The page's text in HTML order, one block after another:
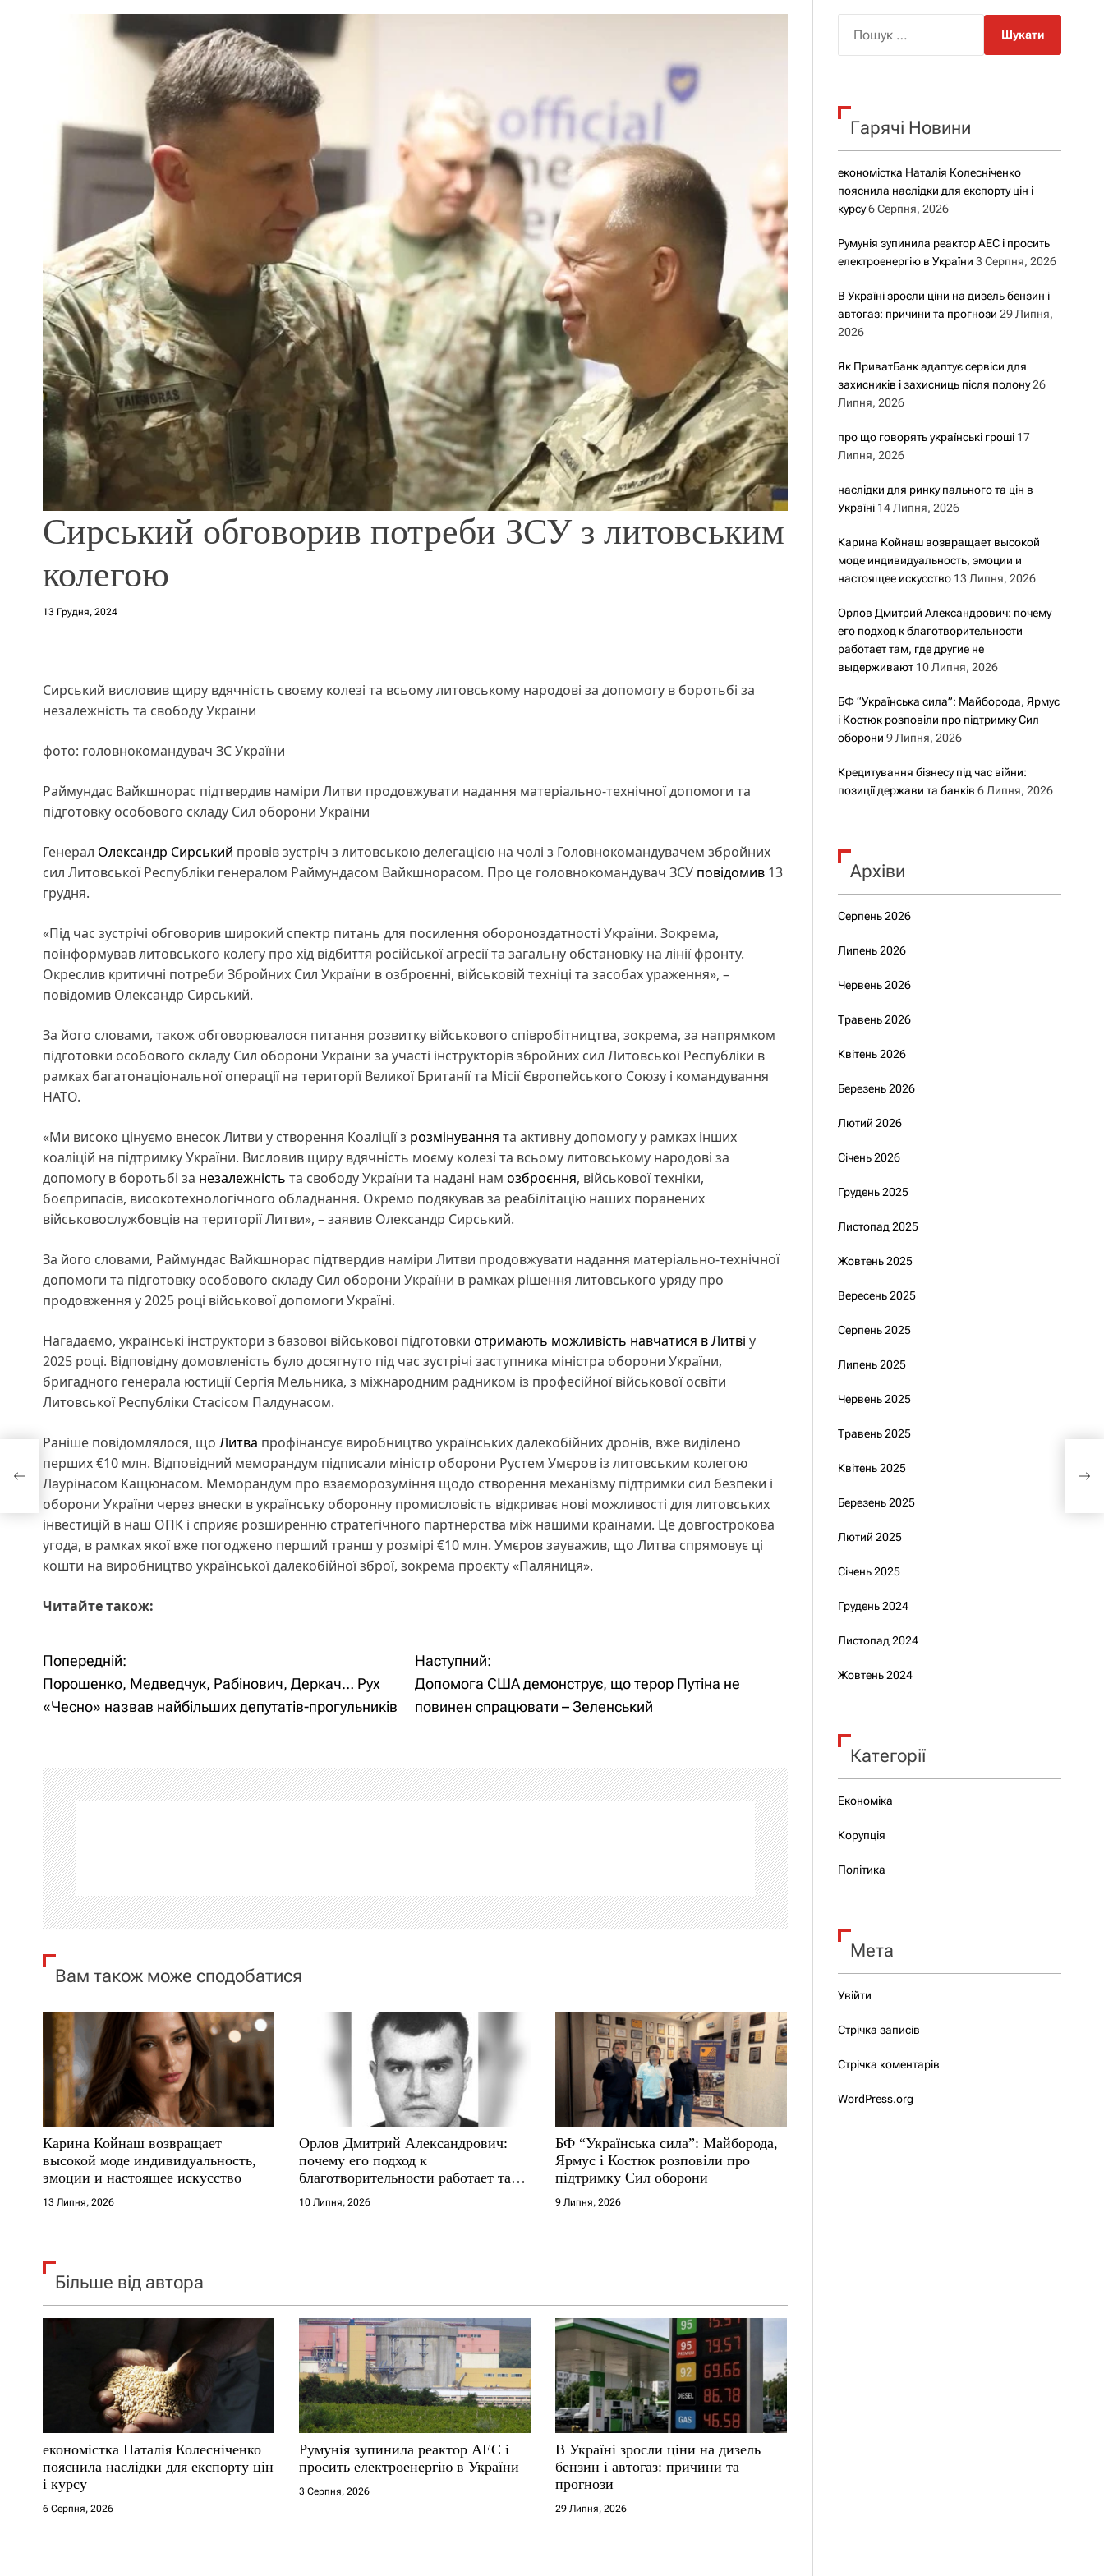
р
о
у
Сирський обговорив потреби ЗСУ з литовським
колегою
13 Грудня, 2024
Сирський висловив щиру вдячність своєму колезі та всьому литовському народові за допомогу в боротьбі за
незалежність та свободу України
фото: головнокомандувач ЗС України
Раймундас Вайкшнорас підтвердив наміри Литви продовжувати надання матеріально-технічної допомоги та
підготовку особового складу Сил оборони України
Генерал Олександр Сирський провів зустріч з литовською делегацією на чолі з Головнокомандувачем збройних
сил Литовської Республіки генералом Раймундасом Вайкшнорасом. Про це головнокомандувач ЗСУ повідомив 13
грудня.
«Під час зустрічі обговорив широкий спектр питань для посилення обороноздатності України. Зокрема,
поінформував литовського колегу про хід відбиття російської агресії та загальну обстановку на лінії фронту.
Окреслив критичні потреби Збройних Сил України в озброєнні, військовій техніці та засобах ураження», –
повідомив Олександр Сирський.
За його словами, також обговорювалося питання розвитку військового співробітництва, зокрема, за напрямком
підготовки особового складу Сил оборони України за участі інструкторів збройних сил Литовської Республіки в
рамках багатонаціональної операції на території Великої Британії та Місії Європейського Союзу і командування
НАТО.
«Ми високо цінуємо внесок Литви у створення Коаліції з розмінування та активну допомогу у рамках інших
коаліцій на підтримку України. Висловив щиру вдячність моєму колезі та всьому литовському народові за
допомогу в боротьбі за незалежність та свободу України та надані нам озброєння, військової техніки,
боєприпасів, високотехнологічного обладнання. Окремо подякував за реабілітацію наших поранених
військовослужбовців на території Литви», – заявив Олександр Сирський.
За його словами, Раймундас Вайкшнорас підтвердив наміри Литви продовжувати надання матеріально-технічної
допомоги та підготовку особового складу Сил оборони України в рамках рішення литовського уряду про
продовження у 2025 році військової допомоги Україні.
Нагадаємо, українські інструктори з базової військової підготовки отримають можливість навчатися в Литві у
2025 році. Відповідну домовленість було досягнуто під час зустрічі заступника міністра оборони України,
бригадного генерала юстиції Сергія Мельника, з міжнародним радником із професійної військової освіти
Литовської Республіки Стасісом Палдунасом.
Раніше повідомлялося, що Литва профінансує виробництво українських далекобійних дронів, вже виділено
перших €10 млн. Відповідний меморандум підписали міністр оборони Рустем Умєров із литовським колегою
Лаурінасом Кащюнасом. Меморандум про взаєморозуміння щодо створення механізму підтримки сил безпеки і
оборони України через внески в українську оборонну промисловість відкриває нові можливості для литовських
інвестицій в наш ОПК і сприяє розширенню стратегічного партнерства між нашими країнами. Це довгострокова
угода, в рамках якої вже погоджено перший транш у розмірі €10 млн. Умєров зауважив, що Литва спрямовує ці
кошти на виробництво української далекобійної зброї, зокрема проєкту «Паляниця».
Читайте також:
Н
а
і
г
а
ц
і
я
а
п
и
с
і
в
Попередній:
Порошенко, Медведчук, Рабінович, Деркач… Рух
«Чесно» назвав найбільших депутатів-прогульників
Наступний:
Допомога США демонструє, що терор Путіна не
повинен спрацювати – Зеленський
Вам також може сподобатися
Карина Койнаш возвращает
высокой моде индивидуальность,
эмоции и настоящее искусство
13 Липня, 2026
Орлов Дмитрий Александрович:
почему его подход к
благотворительности работает там,
где другие не выдерживают
10 Липня, 2026
БФ “Українська сила”: Майборода,
Ярмус і Костюк розповіли про
підтримку Сил оборони
9 Липня, 2026
Більше від автора
економістка Наталія Колесніченко
пояснила наслідки для експорту цін
і курсу
6 Серпня, 2026
Румунія зупинила реактор АЕС і
просить електроенергію в України
3 Серпня, 2026
В Україні зросли ціни на дизель
бензин і автогаз: причини та
прогнози
29 Липня, 2026
к
Гарячі Новини
економістка Наталія Колесніченко
пояснила наслідки для експорту цін і
курсу 6 Серпня, 2026
Румунія зупинила реактор АЕС і просить
електроенергію в України 3 Серпня, 2026
В Україні зросли ціни на дизель бензин і
автогаз: причини та прогнози 29 Липня,
2026
Як ПриватБанк адаптує сервіси для
захисників і захисниць після полону 26
Липня, 2026
про що говорять українські гроші 17
Липня, 2026
наслідки для ринку пального та цін в
Україні 14 Липня, 2026
Карина Койнаш возвращает высокой
моде индивидуальность, эмоции и
настоящее искусство 13 Липня, 2026
Орлов Дмитрий Александрович: почему
его подход к благотворительности
работает там, где другие не
выдерживают 10 Липня, 2026
БФ “Українська сила”: Майборода, Ярмус
і Костюк розповіли про підтримку Сил
оборони 9 Липня, 2026
Кредитування бізнесу під час війни:
позиції держави та банків 6 Липня, 2026
Архіви
Серпень 2026
Липень 2026
Червень 2026
Травень 2026
Квітень 2026
Березень 2026
Лютий 2026
Січень 2026
Грудень 2025
Листопад 2025
Жовтень 2025
Вересень 2025
Серпень 2025
Липень 2025
Червень 2025
Травень 2025
Квітень 2025
Березень 2025
Лютий 2025
Січень 2025
Грудень 2024
Листопад 2024
Жовтень 2024
Категорії
Економіка
Корупція
Політика
Мета
Увійти
Стрічка записів
Стрічка коментарів
WordPress.org